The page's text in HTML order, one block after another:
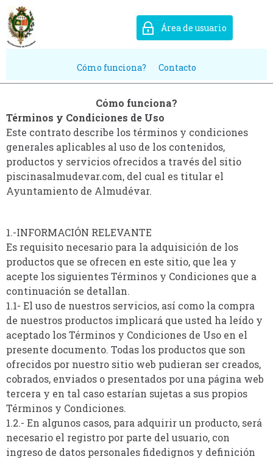
Área de usuario
Cómo funciona? Contacto
Cómo funciona?
Términos y Condiciones de Uso
Este contrato describe los términos y condiciones
generales aplicables al uso de los contenidos,
productos y servicios ofrecidos a través del sitio
piscinasalmudevar.com, del cual es titular el
Ayuntamiento de Almudévar.
1.-INFORMACIÓN RELEVANTE
Es requisito necesario para la adquisición de los
productos que se ofrecen en este sitio, que lea y
acepte los siguientes Términos y Condiciones que a
continuación se detallan.
1.1- El uso de nuestros servicios, así como la compra
de nuestros productos implicará que usted ha leído y
aceptado los Términos y Condiciones de Uso en el
presente documento. Todas los productos que son
ofrecidos por nuestro sitio web pudieran ser creados,
cobrados, enviados o presentados por una página web
tercera y en tal caso estarían sujetas a sus propios
Términos y Condiciones.
1.2.- En algunos casos, para adquirir un producto, será
necesario el registro por parte del usuario, con
ingreso de datos personales fidedignos y definición